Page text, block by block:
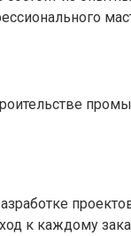
к каждому